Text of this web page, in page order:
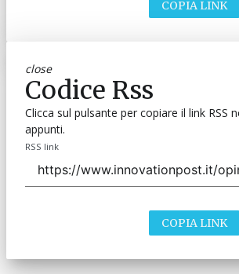
COPIA LINK
close
Codice Rss
Clicca sul pulsante per copiare il link RSS
appunti.
RSS link
COPIA LINK